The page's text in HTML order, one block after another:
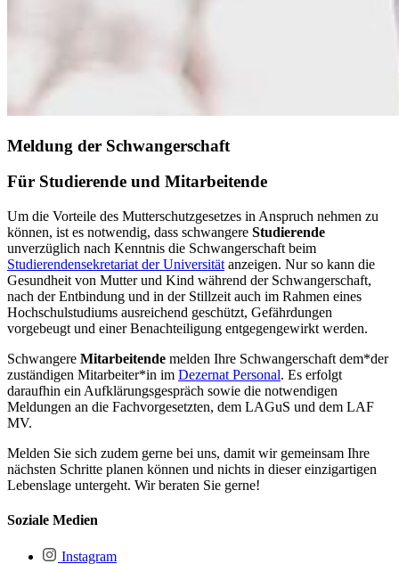
Meldung der Schwangerschaft
Für Studierende und Mitarbeitende
Um die Vorteile des Mutterschutzgesetzes in Anspruch nehmen zu
können, ist es notwendig, dass schwangere Studierende
unverzüglich nach Kenntnis die Schwangerschaft beim
Studierendensekretariat der Universität anzeigen. Nur so kann die
Gesundheit von Mutter und Kind während der Schwangerschaft,
nach der Entbindung und in der Stillzeit auch im Rahmen eines
Hochschulstudiums ausreichend geschützt, Gefährdungen
vorgebeugt und einer Benachteiligung entgegengewirkt werden.
Schwangere Mitarbeitende melden Ihre Schwangerschaft dem*der
zuständigen Mitarbeiter*in im Dezernat Personal. Es erfolgt
daraufhin ein Aufklärungsgespräch sowie die notwendigen
Meldungen an die Fachvorgesetzten, dem LAGuS und dem LAF
MV.
Melden Sie sich zudem gerne bei uns, damit wir gemeinsam Ihre
nächsten Schritte planen können und nichts in dieser einzigartigen
Lebenslage untergeht. Wir beraten Sie gerne!
Soziale Medien
Instagram